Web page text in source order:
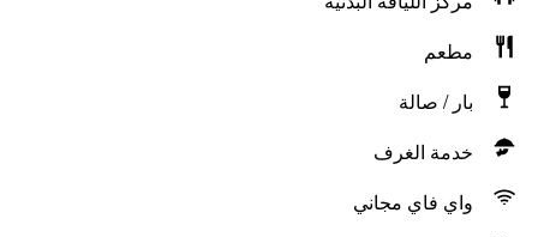
مطعم
بار / صالة
خدمة الغرف
واي فاي مجاني